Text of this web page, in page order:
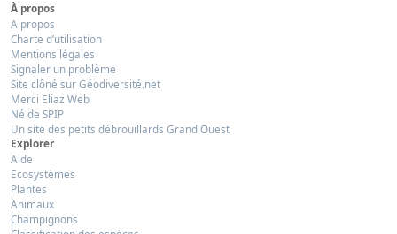
À propos
A propos
Charte d’utilisation
Mentions légales
Signaler un problème
Site clôné sur Géodiversité.net
Merci Eliaz Web
Né de SPIP
Un site des petits débrouillards Grand Ouest
Explorer
Aide
Ecosystèmes
Plantes
Animaux
Champignons